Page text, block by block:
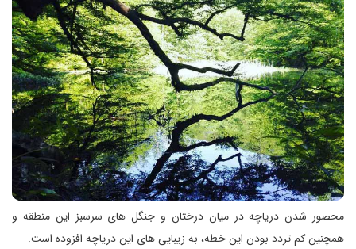
محصور شدن دریاچه در میان درختان و جنگل های سرسبز این منطقه و
همچنین كم تردد بودن این خطه، به زیبایی های این دریاچه افزوده است.